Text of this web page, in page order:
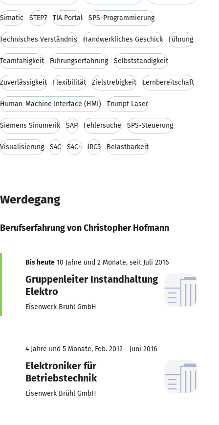
Simatic STEP7 TIA Portal SPS-Programmierung
Technisches Verständnis Handwerkliches Geschick Führung
Teamfähigkeit Führungserfahrung Selbstständigkeit
Zuverlässigkeit Flexibilität Zielstrebigkeit Lernbereitschaft
Human-Machine Interface (HMI) Trumpf Laser
Siemens Sinumerik SAP Fehlersuche SPS-Steuerung
Visualisierung S4C S4C+ IRC5 Belastbarkeit
Werdegang
Berufserfahrung von Christopher Hofmann
Bis heute 10 Jahre und 2 Monate, seit Juli 2016
Gruppenleiter Instandhaltung
Elektro
Eisenwerk Brühl GmbH
4 Jahre und 5 Monate, Feb. 2012 - Juni 2016
Elektroniker für
Betriebstechnik
Eisenwerk Brühl GmbH